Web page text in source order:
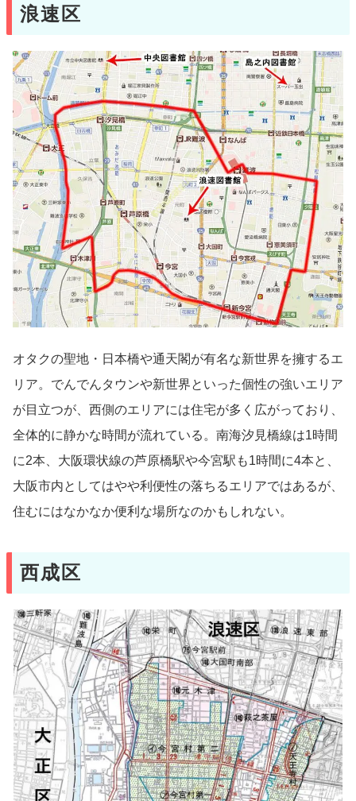
浪速区
オタクの聖地・日本橋や通天閣が有名な新世界を擁するエ
リア。でんでんタウンや新世界といった個性の強いエリア
が目立つが、西側のエリアには住宅が多く広がっており、
全体的に静かな時間が流れている。南海汐見橋線は1時間
に2本、大阪環状線の芦原橋駅や今宮駅も1時間に4本と、
大阪市内としてはやや利便性の落ちるエリアではあるが、
住むにはなかなか便利な場所なのかもしれない。
西成区